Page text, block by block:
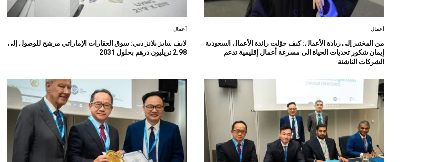
أعمال
من المختبر إلى ريادة الأعمال: كيف حوّلت رائدة الأعمال السعودية
إيمان شكور تحديات الحياة الى مسرعة أعمال إقليمية تدعم
الشركات الناشئة
أعمال
لايف سايز بلانز دبي: سوق العقارات الإماراتي مرشح للوصول إلى
2.98 تريليون درهم بحلول 2031